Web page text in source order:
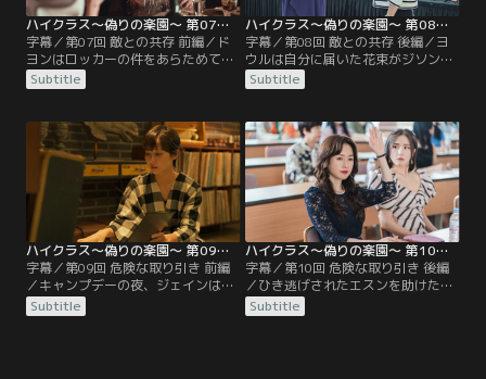
ハイクラス～偽りの楽園～ 第07話／字幕
字幕／第07回 敵との共存 前編／ド
ヨンはロッカーの件をあらためて否
定し、ジヨンと親密だったのはジソ
ンだと話す。そこでヨウルはすぐさ
依頼した。学校行事に積極的に参加
しようとするヨウルは、ジソンの指
示でキャンプデーに配るギフトセッ
トの担当になり、サポートするナユ
ンの提案で手作りのお菓子を準備す
ることに。
Subtitle
ハイクラス～偽りの楽園～ 第08話／字幕
字幕／第08回 敵との共存 後編／ヨ
ウルは自分に届いた花束がジソンの
経営するホテルの花屋から発送され
たと知り、ジソンの関与を確信し始
食べ過ぎたジュンヒが保健室に運ば
れ、ジソンはヨウルに激しい怒りを
ぶつけるが、ヨウルは一歩も引かな
い。ジソンは理事長に会い、ヨウル
母子を学校から追い出すべきだと強
く訴える。
Subtitle
ハイクラス～偽りの楽園～ 第09話／字幕
字幕／第09回 危険な取り引き 前編
／キャンプデーの夜、ジェインは自
分の父のスマホをイチャンが持って
いることを知り混乱していた。ジソ
Subtitle
ハイクラス～偽りの楽園～ 第10話／字幕
字幕／第10回 危険な取り引き 後編
／ひき逃げされたエスンを助けたヨ
ウル。エスンは警察への通報を拒み
病院からも姿を消すが、ヨウルは事
Subtitle